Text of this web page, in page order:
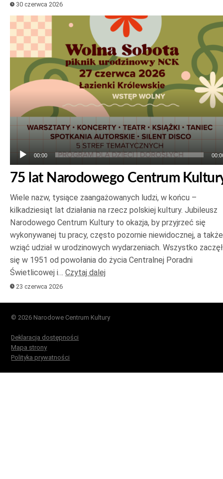
30 czerwca 2026
Odtwarzacz
plików
dźwiękowych
00:00
75 lat Narodowego Centrum
Wiele nazw, tysiące zaangażowanych ludzi, w końcu –
kilkadziesiąt lat działania na rzecz polskiej kultury. Jubileusz
Narodowego Centrum Kultury to okazja, by przyjrzeć się
wykonywanej tu pracy, często pozornie niewidocznej, a także
wziąć udział w urodzinowych wydarzeniach. Wszystko
się w 1951 od powołania do życia Centralnej Poradni
Świetlicowej i… Czytaj dalej
23 czerwca 2026
© 2026 Narodowe Centrum Kultury
Deklaracja dostępności
Mapa strony
Polityka prywatności